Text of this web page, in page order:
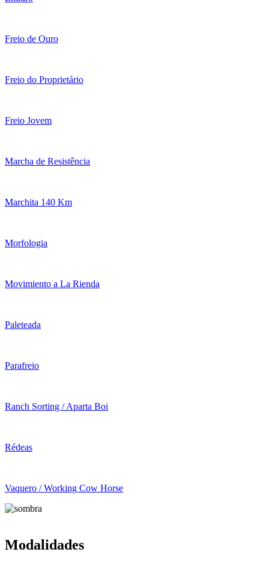
Freio de Ouro
Freio do Proprietário
Freio Jovem
Marcha de Resistência
Marchita 140 Km
Morfologia
Movimiento a La Rienda
Paleteada
Parafreio
Ranch Sorting / Aparta Boi
Rédeas
Vaquero / Working Cow Horse
Modalidades